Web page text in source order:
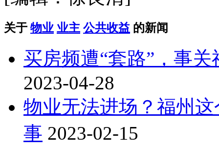
关于 物业 业主 公共收益 的新闻
买房频遭“套路”，事
2023-04-28
物业无法进场？福州
事 2023-02-15